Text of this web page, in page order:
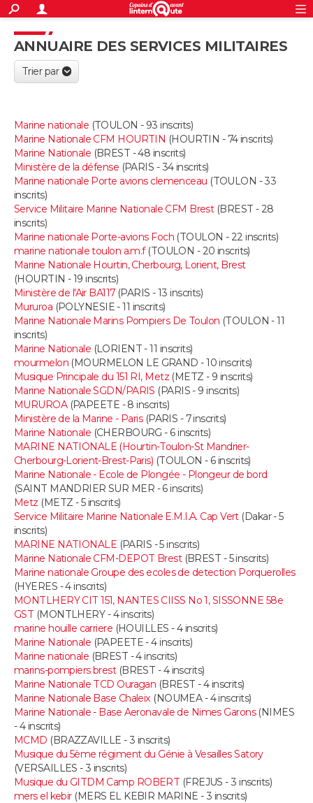
ACTUALITÉS
Politique
Société
Faits Divers
Education
Monde
Villes
+
SPORT
Coupe du monde 2026
Football
Tennis
Cyclisme
Rugby
Forum
CULTURE
Retraite
Impôts
Epargne
Immobilier
Risques naturels par ville
Banque
Assurance
Crédit
AUTO
Essais
Réserver un essai
Citadines
Berlines
SUV
Forum auto
+
HIGH-TECH
Mobiles
Meilleur smartphone
Internet
Ordinateurs
Jeux vidéo
Guide high-tech
+
BRICOLAGE
Forum
Aménagement intérieur
Extérieur
Cuisine
Salle de bains
Jardinage
Rangement
WEEK-END
Guides de France
Escapades
Patrimoine
Expositions
Musées
Week-end nature
+
LIFESTYLE
Art de vivre
Bien-être
Loisirs
Mode
Modes de vie
SANTE
Alimentation
Guide de la santé
Maladies
Médicaments
Sommeil
VOYAGE
Destinations
City break
Voyage nature
Voyage de noces
Forum
Climat
+
PHOTO
GUIDES D'ACHAT
BONS PLANS
CARTE DE VOEUX
Carte de Noël
Carte Bonne année
Carte Saint-Valentin
Carte Pâques
Carte d'anniversaire
DICTIONNAIRE
Dictionnaire
Biographies
Citations
Expressions
Proverbes
PROGRAMME TV
COPAINS D'AVANT
S'inscrire
Se connecter
Lycées
Collèges
Primaires
Universités
Entreprises
Service militaire
Avis de recherche
AVIS DE DÉCÈS
FORUM
Bricolage
Lifestyle
Culture
Television
Voyage
Cinema
Rechercher
S'inscrire
Connexion
ANNUAIRE DES SERVICES MILITAIRES
Trier par
Marine nationale (TOULON - 93 inscrits)
Marine Nationale CFM HOURTIN (HOURTIN - 74 inscrits)
Marine Nationale (BREST - 48 inscrits)
Ministère de la défense (PARIS - 34 inscrits)
Marine nationale Porte avions clemenceau (TOULON - 33
inscrits)
Service Militaire Marine Nationale CFM Brest (BREST - 28
inscrits)
Marine nationale Porte-avions Foch (TOULON - 22 inscrits)
marine nationale toulon a.m.f (TOULON - 20 inscrits)
Marine Nationale Hourtin, Cherbourg, Lorient, Brest
(HOURTIN - 19 inscrits)
Ministère de l'Air BA117 (PARIS - 13 inscrits)
Mururoa (POLYNESIE - 11 inscrits)
Marine Nationale Marins Pompiers De Toulon (TOULON - 11
inscrits)
Marine Nationale (LORIENT - 11 inscrits)
mourmelon (MOURMELON LE GRAND - 10 inscrits)
Musique Principale du 151 RI, Metz (METZ - 9 inscrits)
Marine Nationale SGDN/PARIS (PARIS - 9 inscrits)
MURUROA (PAPEETE - 8 inscrits)
Ministère de la Marine - Paris (PARIS - 7 inscrits)
Marine Nationale (CHERBOURG - 6 inscrits)
MARINE NATIONALE (Hourtin-Toulon-St Mandrier-
Cherbourg-Lorient-Brest-Paris) (TOULON - 6 inscrits)
Marine Nationale - Ecole de Plongée - Plongeur de bord
(SAINT MANDRIER SUR MER - 6 inscrits)
Metz (METZ - 5 inscrits)
Service Militaire Marine Nationale E.M.I.A. Cap Vert (Dakar - 5
inscrits)
MARINE NATIONALE (PARIS - 5 inscrits)
Marine Nationale CFM-DEPOT Brest (BREST - 5 inscrits)
Marine nationale Groupe des ecoles de detection Porquerolles
(HYERES - 4 inscrits)
MONTLHERY CIT 151, NANTES CIISS No 1, SISSONNE 58e
GST (MONTLHERY - 4 inscrits)
marine houille carriere (HOUILLES - 4 inscrits)
Marine Nationale (PAPEETE - 4 inscrits)
Marine nationale (BREST - 4 inscrits)
marins-pompiers brest (BREST - 4 inscrits)
Marine Nationale TCD Ouragan (BREST - 4 inscrits)
Marine Nationale Base Chaleix (NOUMEA - 4 inscrits)
Marine Nationale - Base Aeronavale de Nimes Garons (NIMES
- 4 inscrits)
MCMD (BRAZZAVILLE - 3 inscrits)
Musique du 5ème régiment du Génie à Vesailles Satory
(VERSAILLES - 3 inscrits)
Musique du GITDM Camp ROBERT (FREJUS - 3 inscrits)
mers el kebir (MERS EL KEBIR MARINE - 3 inscrits)